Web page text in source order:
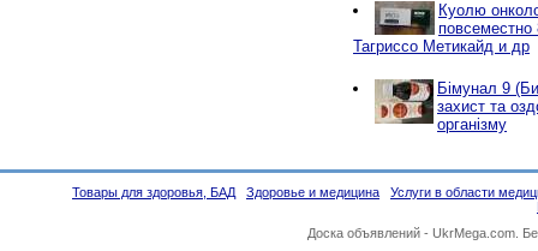
Куолю
повсеместно
Тагриссо Метикайд и др
Бімунал 9
захист та
організму
Товары для здоровья, БАД Здоровье и медицина
Услуги в области
Доска объявлений - UkrMega.com.